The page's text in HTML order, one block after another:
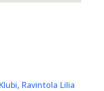
Ravintola Lilia